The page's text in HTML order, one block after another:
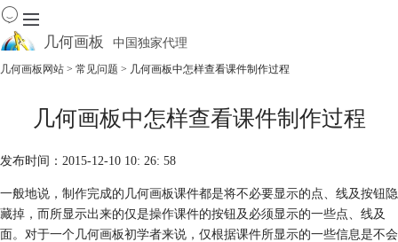
几何画板 中国独家代理
资源中心
软件商城
几何画板网站 > 常见问题 > 几何画板中怎样查看课件制作过程
几何画板中怎样查看课件制作过程
发布时间：2015-12-10 10: 26: 58
一般地说，制作完成的几何画板课件都是将不必要显示的点、线及按钮隐
藏掉，而所显示出来的仅是操作课件的按钮及必须显示的一些点、线及
面。对于一个几何画板初学者来说，仅根据课件所显示的一些信息是不会